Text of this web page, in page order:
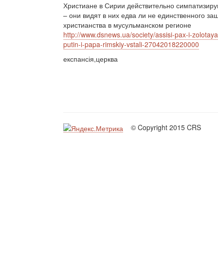
Христиане в Сирии действительно
– они видят в них едва ли не единственного
христианства в мусульманском регионе
http://www.dsnews.ua/society/assisi-pax-i-
putin-i-papa-rimskiy-vstali-27042018220000
експансія,церква
© Copyright 2015 CRS